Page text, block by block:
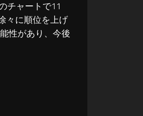
チャートで11
々に順位を上げ
性があり、今後